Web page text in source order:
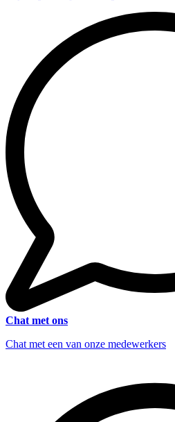
Chat met ons
Chat met een van onze medewerkers